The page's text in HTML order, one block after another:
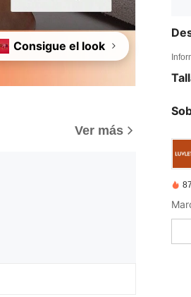
Consigue el look
Ver más